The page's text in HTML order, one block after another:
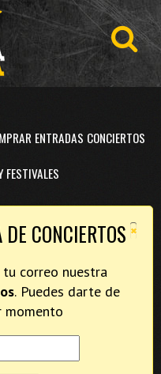
ENTRADAS CONCIERTOS
FESTIVALES
×
CONCIERTOS
tu correo nuestra
. Puedes darte de
momento